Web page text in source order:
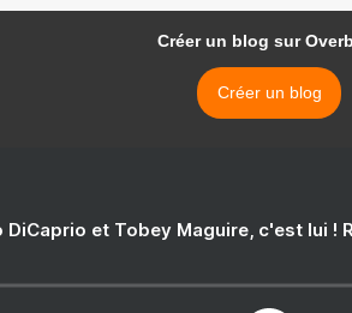
Créer un blog sur
Créer un blog
DiCaprio et Tobey Maguire, c'est lui !